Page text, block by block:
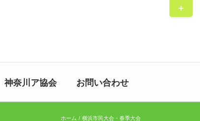
神奈川ア協会 お問い合わせ
ホーム 横浜市民大会・春季大会
Toggle